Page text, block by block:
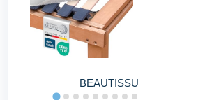
BEAUTISSU